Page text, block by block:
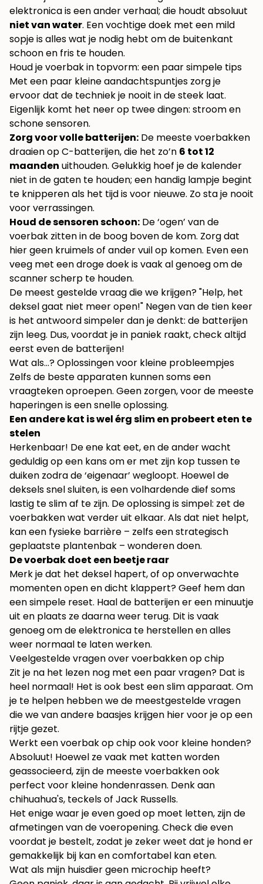
elektronica is een ander verhaal; die houdt absoluut
niet van water. Een vochtige doek met een mild
sopje is alles wat je nodig hebt om de buitenkant
schoon en fris te houden.
Houd je voerbak in topvorm: een paar simpele tips
Met een paar kleine aandachtspuntjes zorg je
ervoor dat de techniek je nooit in de steek laat.
Eigenlijk komt het neer op twee dingen: stroom en
schone sensoren.
Zorg voor volle batterijen: De meeste voerbakken
draaien op C-batterijen, die het zo’n 6 tot 12
maanden uithouden. Gelukkig hoef je de kalender
niet in de gaten te houden; een handig lampje begint
te knipperen als het tijd is voor nieuwe. Zo sta je nooit
voor verrassingen.
Houd de sensoren schoon: De ‘ogen’ van de
voerbak zitten in de boog boven de kom. Zorg dat
hier geen kruimels of ander vuil op komen. Even een
veeg met een droge doek is vaak al genoeg om de
scanner scherp te houden.
De meest gestelde vraag die we krijgen? "Help, het
deksel gaat niet meer open!" Negen van de tien keer
is het antwoord simpeler dan je denkt: de batterijen
zijn leeg. Dus, voordat je in paniek raakt, check altijd
eerst even de batterijen!
Wat als…? Oplossingen voor kleine probleempjes
Zelfs de beste apparaten kunnen soms een
vraagteken oproepen. Geen zorgen, voor de meeste
haperingen is een snelle oplossing.
Een andere kat is wel érg slim en probeert eten te
stelen
Herkenbaar! De ene kat eet, en de ander wacht
geduldig op een kans om er met zijn kop tussen te
duiken zodra de ‘eigenaar’ wegloopt. Hoewel de
deksels snel sluiten, is een volhardende dief soms
lastig te slim af te zijn. De oplossing is simpel: zet de
voerbakken wat verder uit elkaar. Als dat niet helpt,
kan een fysieke barrière – zelfs een strategisch
geplaatste plantenbak – wonderen doen.
De voerbak doet een beetje raar
Merk je dat het deksel hapert, of op onverwachte
momenten open en dicht klappert? Geef hem dan
een simpele reset. Haal de batterijen er een minuutje
uit en plaats ze daarna weer terug. Dit is vaak
genoeg om de elektronica te herstellen en alles
weer normaal te laten werken.
Veelgestelde vragen over voerbakken op chip
Zit je na het lezen nog met een paar vragen? Dat is
heel normaal! Het is ook best een slim apparaat. Om
je te helpen hebben we de meestgestelde vragen
die we van andere baasjes krijgen hier voor je op een
rijtje gezet.
Werkt een voerbak op chip ook voor kleine honden?
Absoluut! Hoewel ze vaak met katten worden
geassocieerd, zijn de meeste voerbakken ook
perfect voor kleine hondenrassen. Denk aan
chihuahua's, teckels of Jack Russells.
Het enige waar je even goed op moet letten, zijn de
afmetingen van de voeropening. Check die even
voordat je bestelt, zodat je zeker weet dat je hond er
gemakkelijk bij kan en comfortabel kan eten.
Wat als mijn huisdier geen microchip heeft?